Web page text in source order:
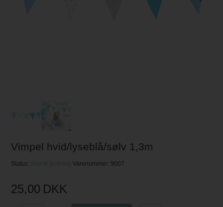
Vimpel hvid/lyseblå/sølv 1,3m
Status: Klar til leveringVarenummer: 9007
25,00 DKK